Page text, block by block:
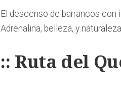
El descenso de barrancos
Adrenalina, belleza, y
:: Ruta del